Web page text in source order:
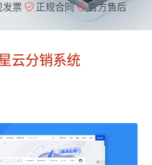
发票 正规合同 官方售后
云分销系统